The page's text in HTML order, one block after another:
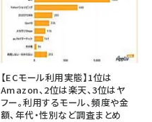
【ECモール利用実態】1位は
Amazon、2位は楽天、3位はヤ
フー。利用するモール、頻度や金
額、年代・性別など調査まとめ